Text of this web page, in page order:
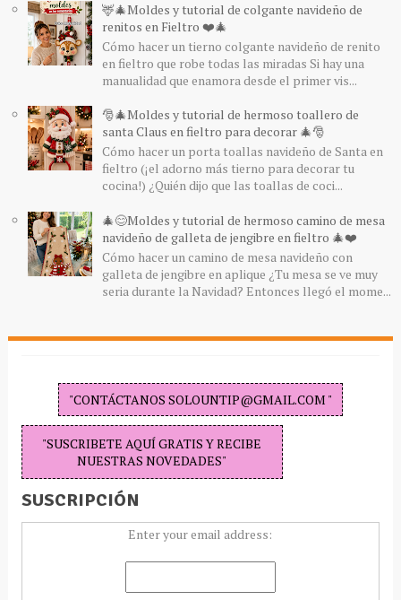
🦌🎄Moldes y tutorial de colgante navideño de
renitos en Fieltro ❤️🎄
Cómo hacer un tierno colgante navideño de renito
en fieltro que robe todas las miradas Si hay una
manualidad que enamora desde el primer vis...
🎅🎄Moldes y tutorial de hermoso toallero de
santa Claus en fieltro para decorar 🎄🎅
Cómo hacer un porta toallas navideño de Santa en
fieltro (¡el adorno más tierno para decorar tu
cocina!) ¿Quién dijo que las toallas de coci...
🎄😊Moldes y tutorial de hermoso camino de mesa
navideño de galleta de jengibre en fieltro 🎄❤️
Cómo hacer un camino de mesa navideño con
galleta de jengibre en aplique ¿Tu mesa se ve muy
seria durante la Navidad? Entonces llegó el mome...
"CONTÁCTANOS SOLOUNTIP@GMAIL.COM "
"SUSCRIBETE AQUÍ GRATIS Y RECIBE
NUESTRAS NOVEDADES"
SUSCRIPCIÓN
Enter your email address: